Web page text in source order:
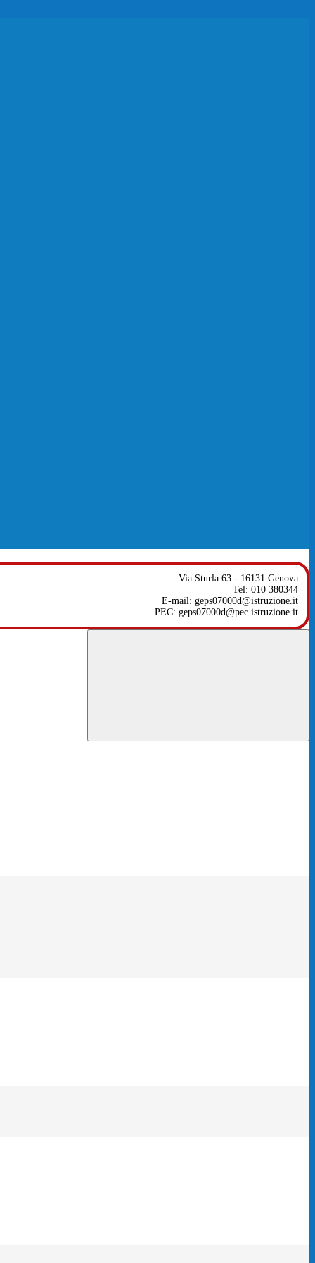
Via Sturla 63 - 16131 Genova
Tel: 010 380344
E-mail: geps07000d@istruzione.it
PEC: geps07000d@pec.istruzione.it